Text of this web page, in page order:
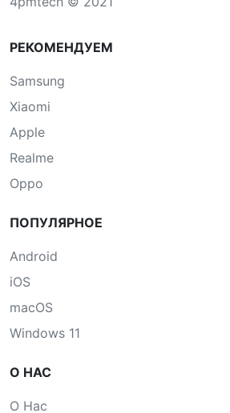
РЕКОМЕНДУЕМ
Samsung
Xiaomi
Apple
Realme
Oppo
ПОПУЛЯРНОЕ
Android
iOS
macOS
Windows 11
О НАС
О Нас